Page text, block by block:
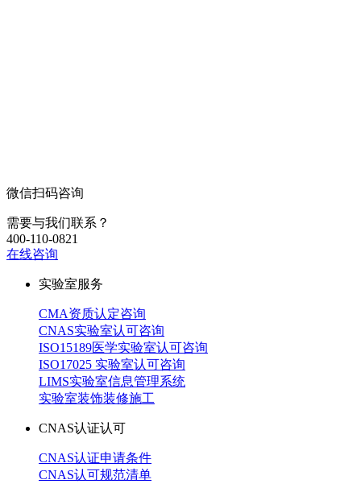
微信扫码咨询
需要与我们联系？
400-110-0821
在线咨询
实验室服务
CMA资质认定咨询
CNAS实验室认可咨询
ISO15189医学实验室认可咨询
ISO17025 实验室认可咨询
LIMS实验室信息管理系统
实验室装饰装修施工
CNAS认证认可
CNAS认证申请条件
CNAS认可规范清单